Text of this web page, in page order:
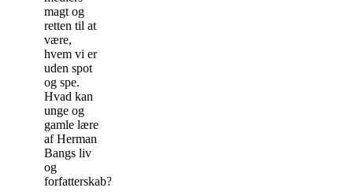
magt og
retten til at
være,
hvem vi er
uden spot
og spe.
Hvad kan
unge og
gamle lære
af Herman
Bangs liv
og
forfatterskab?